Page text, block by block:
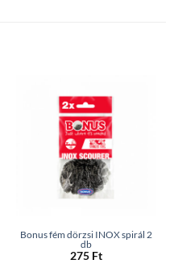
Bonus fém dörzsi INOX spirál 2
db
275 Ft